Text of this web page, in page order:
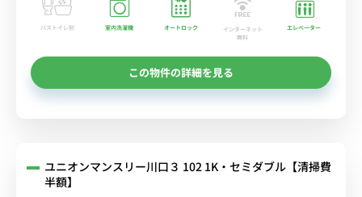
バストイレ別 室内洗濯機 オートロック
インターネット
無料
エレベーター
この物件の詳細を見る
ユニオンマンスリー川口３ 102 1K・セミダブル【清掃費
半額】